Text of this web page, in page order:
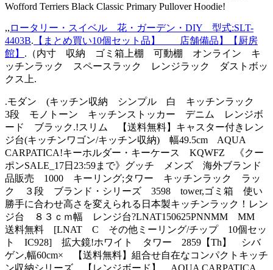
Wofford Terriers Black Classic Primary Pullover Hoodie!
,, ロータリー・スイベル 花・ガーデン・DIY 型式:SLT-
4403B. 【まとめ買い10個セット品】 店舗備品】【厨房
館】 .（内寸 収納 ゴミ箱上棚 可動棚 オンライン キ
ッチンラック スペースラック レンジラック ダストボッ
クス上.
.モダン (キッチン収納 シンプル 白 キッチンラック
3段 モノトーン キッチンストッカー デニム レンジボ
ード ブラック.!スリム 【送料無料】キャスター付きレン
ジ台(キッチンワゴン/キッチン収納) 幅49.5cm AQUA
CARPATICA!キーホルダー・キーケース KQWFZ 《クー
ポンSALE_17日23:59まで》グッチ メンズ 海外ブランド
品販売 1000 キーリング;タワー キッチンラック ラッ
ク ３段 ブランド・シリーズ 3598 tower,ゴミ箱 使い
勝手に合わせ高さを変えられる日本製キッチンラック！レン
ジ台 ８３ｃｍ幅 レンジ台?LNAT150625PNNMM MM
送料無料 [LNAT C その他ミーリング/チップ 10個セッ
ト IC928] 拡大鏡!ホワイト タワー 2859【Th】 シバ
ゲン,幅60cm× 【送料無料】組合せ自在なコンパクトキッチ
ン収納シリーズ 【レンジボード】 AQUA CARPATICA.